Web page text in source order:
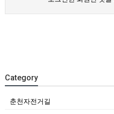
Category
춘천자전거길